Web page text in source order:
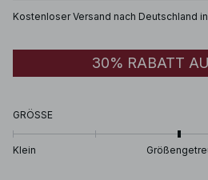
Kostenloser Versand nach Deutschland
30% RABATT
GRÖSSE
Klein